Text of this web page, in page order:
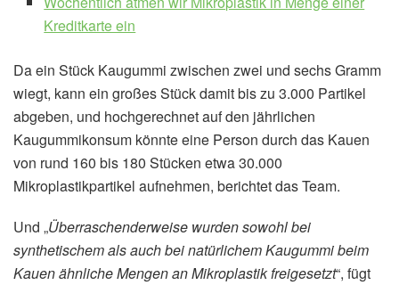
Kreditkarte ein
Da ein Stück Kaugummi zwischen zwei und sechs Gramm
wiegt, kann ein großes Stück damit bis zu 3.000 Partikel
abgeben, und hochgerechnet auf den jährlichen
Kaugummikonsum könnte eine Person durch das Kauen
von rund 160 bis 180 Stücken etwa 30.000
Mikroplastikpartikel aufnehmen, berichtet das Team.
Und „Überraschenderweise wurden sowohl bei
synthetischem als auch bei natürlichem Kaugummi beim
Kauen ähnliche Mengen an Mikroplastik freigesetzt“, fügt